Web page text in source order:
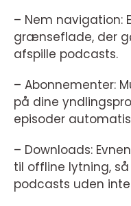
– Nem navigation:
grænseflade, der
afspille podcasts.
– Abonnementer:
på dine
episoder
– Downloads:
til offline lytning,
podcasts uden